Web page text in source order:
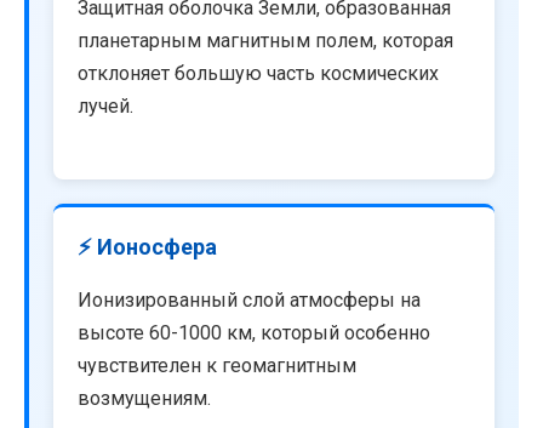
Защитная оболочка Земли, образованная
планетарным магнитным полем, которая
отклоняет большую часть космических
лучей.
⚡ Ионосфера
Ионизированный слой атмосферы на
высоте 60-1000 км, который особенно
чувствителен к геомагнитным
возмущениям.